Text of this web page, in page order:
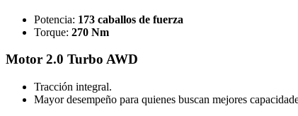
Potencia: 173 caballos de fuerza
Torque: 270 Nm
Motor 2.0 Turbo AWD
Tracción integral.
Mayor desempeño para quienes buscan mejores